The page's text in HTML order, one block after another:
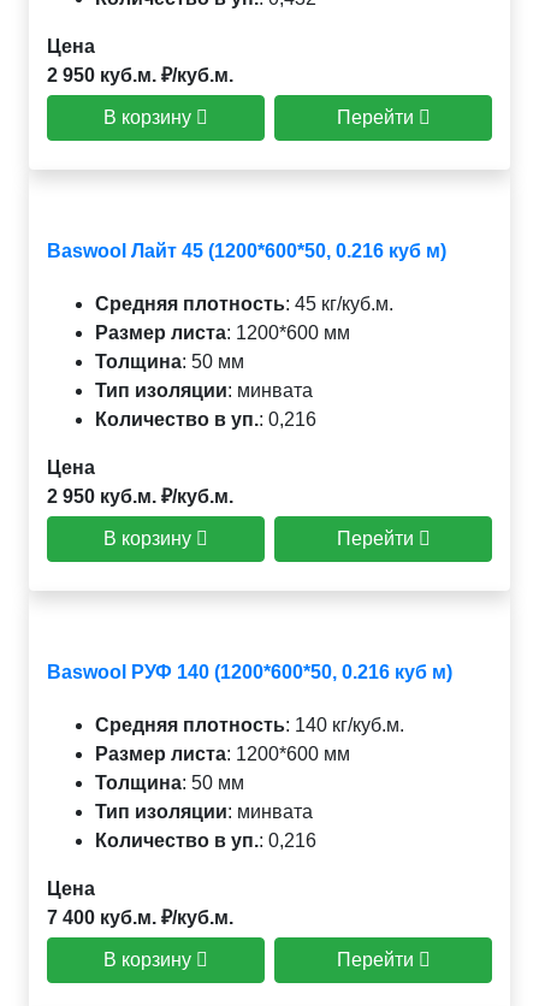
Цена
2 950 куб.м. ₽/куб.м.
В корзину Перейти
Baswool Лайт 45 (1200*600*50, 0.216 куб м)
Средняя плотность: 45 кг/куб.м.
Размер листа: 1200*600 мм
Толщина: 50 мм
Тип изоляции: минвата
Количество в уп.: 0,216
Цена
2 950 куб.м. ₽/куб.м.
В корзину Перейти
Baswool РУФ 140 (1200*600*50, 0.216 куб м)
Средняя плотность: 140 кг/куб.м.
Размер листа: 1200*600 мм
Толщина: 50 мм
Тип изоляции: минвата
Количество в уп.: 0,216
Цена
7 400 куб.м. ₽/куб.м.
В корзину Перейти